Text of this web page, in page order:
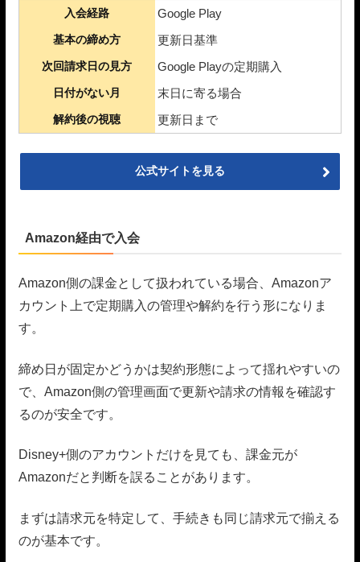
入会経路 Google Play
基本の締め方 更新日基準
次回請求日の見方 Google Playの定期購入
日付がない月 末日に寄る場合
解約後の視聴 更新日まで
公式サイトを見る
Amazon経由で入会
Amazon側の課金として扱われている場合、Amazonア
カウント上で定期購入の管理や解約を行う形になりま
す。
締め日が固定かどうかは契約形態によって揺れやすいの
で、Amazon側の管理画面で更新や請求の情報を確認す
るのが安全です。
Disney+側のアカウントだけを見ても、課金元が
Amazonだと判断を誤ることがあります。
まずは請求元を特定して、手続きも同じ請求元で揃える
のが基本です。